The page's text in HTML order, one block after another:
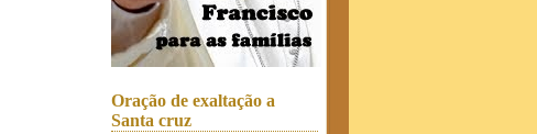
Oração de exaltação a
Santa cruz